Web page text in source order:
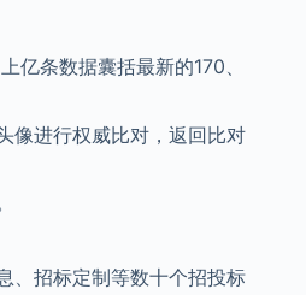
亿条数据囊括最新的170、
像进行权威比对，返回比对
、招标定制等数十个招投标